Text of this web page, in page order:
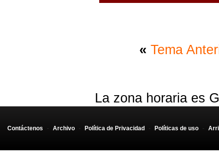
« Tema
La zona horaria es
Contáctenos - Archivo - Política de Privacidad - Políticas de uso -